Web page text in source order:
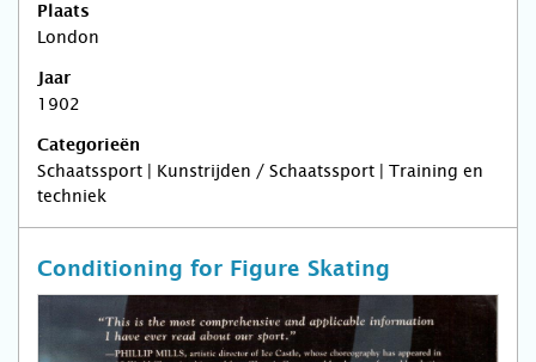
Plaats
London
Jaar
1902
Categorieën
Schaatssport | Kunstrijden / Schaatssport | Training en
techniek
Conditioning for Figure Skating